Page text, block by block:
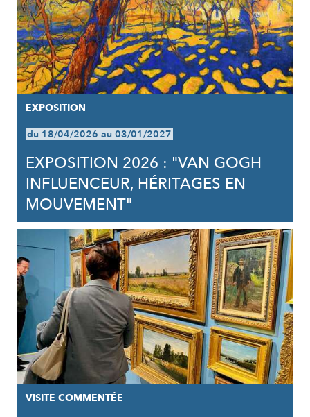
EXPOSITION
du 18/04/2026 au 03/01/2027
EXPOSITION 2026 : "VAN GOGH
INFLUENCEUR, HÉRITAGES EN
MOUVEMENT"
VISITE COMMENTÉE